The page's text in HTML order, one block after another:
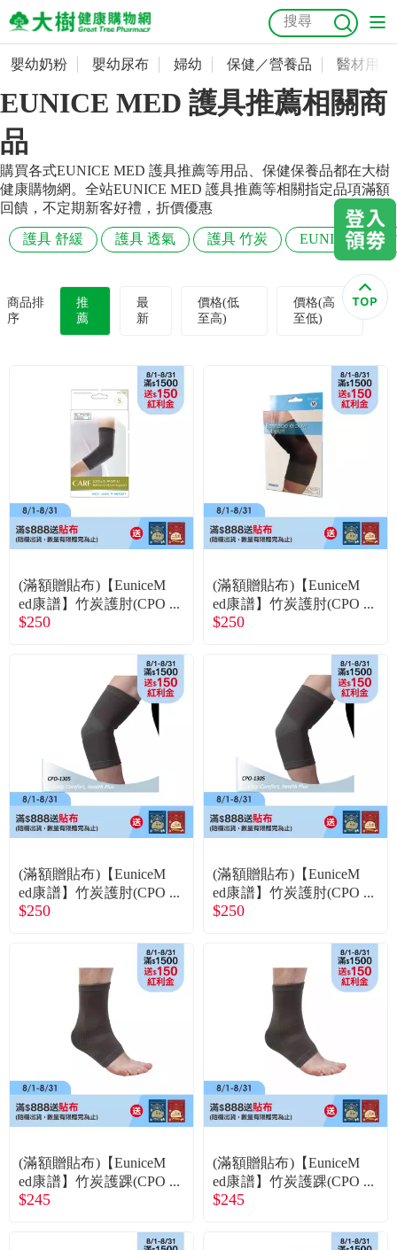
嬰幼奶粉
嬰幼尿布
婦幼
保健／營養品
成人照護
食品／健康食補
名人嚴選
關於我們
常見問題
抗菌
奶瓶奶嘴
會員資料及密碼修改
常用收件人清單
訂單查詢
收藏清單
購物金查詢
優惠券查詢
嬰幼奶粉 嬰幼尿布 婦幼 保健／營養品 醫材用品
EUNICE MED 護具推薦相關商
品
購買各式EUNICE MED 護具推薦等用品、保健保養品都在大樹
健康購物網。全站EUNICE MED 護具推薦等相關指定品項滿額
回饋，不定期新客好禮，折價優惠
護具 舒緩 護具 透氣 護具 竹炭 EUNICE MED
商品排
序
推
薦
最
新
價格(低
至高)
價格(高
至低)
(滿額贈貼布)【EuniceM
ed康譜】竹炭護肘(CPO
-1305)S
$250
(滿額贈貼布)【EuniceM
ed康譜】竹炭護肘(CPO
-1305)M
$250
(滿額贈貼布)【EuniceM
ed康譜】竹炭護肘(CPO
-1305)L
$250
(滿額贈貼布)【EuniceM
ed康譜】竹炭護肘(CPO
-1305)XL
$250
(滿額贈貼布)【EuniceM
ed康譜】竹炭護踝(CPO
-1703)S
$245
(滿額贈貼布)【EuniceM
ed康譜】竹炭護踝(CPO
-1703)M
$245